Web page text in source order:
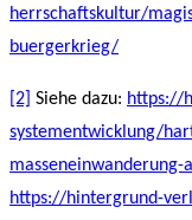
herrschaftskultur/
buergerkrieg/
[2] Siehe dazu: https://
systementwicklung/
https://hintergrund-